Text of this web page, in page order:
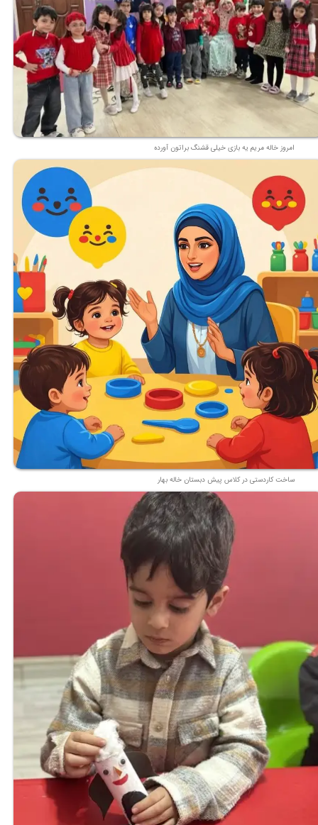
امروز خاله مریم یه بازی خیلی قشنگ براتون آورده
ساخت کاردستی در کلاس پیش دبستان خاله بهار